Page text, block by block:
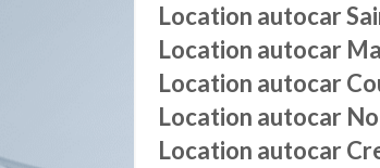
Location autocar
Location autocar
Location autocar
Location autocar
Location autocar